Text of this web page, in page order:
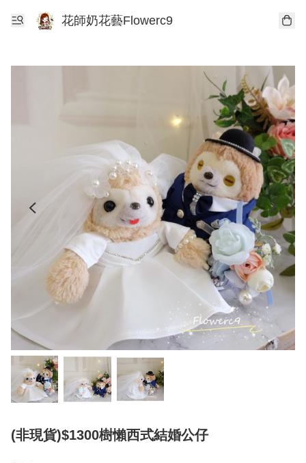
花師奶花藝Flowerc9
(非現貨)$1300樹懶西式結婚公仔